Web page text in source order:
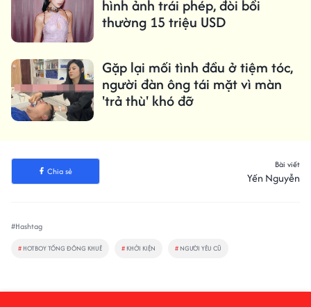
hình ảnh trái phép, đòi bồi
thường 15 triệu USD
Gặp lại mối tình đầu ở tiệm tóc,
người đàn ông tái mặt vì màn
'trả thù' khó đỡ
Chia sẻ
Bài viết
Yến Nguyễn
#Hashtag
# HOTBOY TỐNG ĐÔNG KHUÊ # KHỞI KIỆN # NGƯỜI YÊU CŨ